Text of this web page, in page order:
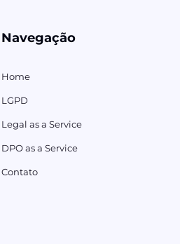
Navegação
Home
LGPD
Legal as a Service
DPO as a Service
Contato